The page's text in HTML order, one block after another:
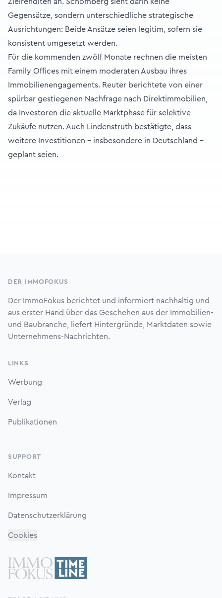
Gegensätze, sondern unterschiedliche strategische
Ausrichtungen: Beide Ansätze seien legitim, sofern sie
konsistent umgesetzt werden.
Für die kommenden zwölf Monate rechnen die meisten
Family Offices mit einem moderaten Ausbau ihres
Immobilienengagements. Reuter berichtete von einer
spürbar gestiegenen Nachfrage nach Direktimmobilien,
da Investoren die aktuelle Marktphase für selektive
Zukäufe nutzen. Auch Lindenstruth bestätigte, dass
weitere Investitionen – insbesondere in Deutschland –
geplant seien.
DER IMMOFOKUS
Der ImmoFokus berichtet und informiert nachhaltig und
aus erster Hand über das Geschehen aus der Immobilien-
und Baubranche, liefert Hintergründe, Marktdaten sowie
Unternehmens-Nachrichten.
LINKS
Werbung
Verlag
Publikationen
SUPPORT
Kontakt
Impressum
Datenschutzerklärung
Cookies